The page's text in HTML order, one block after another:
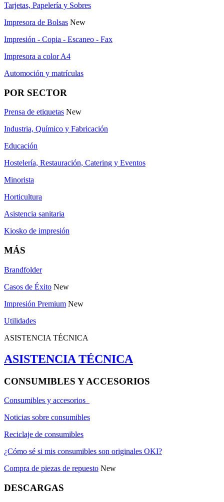
Tarjetas, Papelería y Sobres
Impresora de Bolsas New
Impresión - Copia - Escaneo - Fax
Impresora a color A4
Automoción y matrículas
POR SECTOR
Prensa de etiquetas New
Industria, Químico y Fabricación
Educación
Hostelería, Restauración, Catering y Eventos
Minorista
Horticultura
Asistencia sanitaria
Kiosko de impresión
MÁS
Brandfolder
Casos de Éxito New
Impresión Premium New
Utilidades
ASISTENCIA TÉCNICA
ASISTENCIA TÉCNICA
CONSUMIBLES Y ACCESORIOS
Consumibles y accesorios
Noticias sobre consumibles
Reciclaje de consumibles
¿Cómo sé si mis consumibles son originales OKI?
Compra de piezas de repuesto New
DESCARGAS